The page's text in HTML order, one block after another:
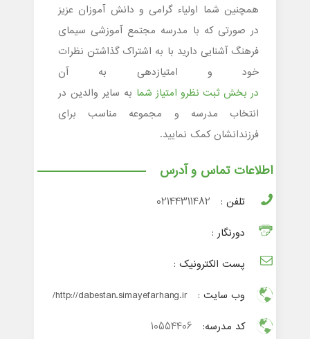
همچنین شما اولیاء گرامی و دانش آموزان عزیز
در صورتی که با مدرسه مجتمع آموزشی سیمای
فرهنگ آشنایی دارید با به اشتراک گذاشتن نظرات
خود و امتیازدهی به آن
در بخش ثبت نظرو امتیاز شما به سایر والدین در
انتخاب مدرسه و مجموعه مناسب برای
فرزندانشان کمک نمایید.
اطلاعات تماس و آدرس
تلفن :
02144311482
دورنگار :
پست الکترونیک :
وب سایت :
http://dabestan.simayefarhang.ir/
کد مدرسه:
10554406